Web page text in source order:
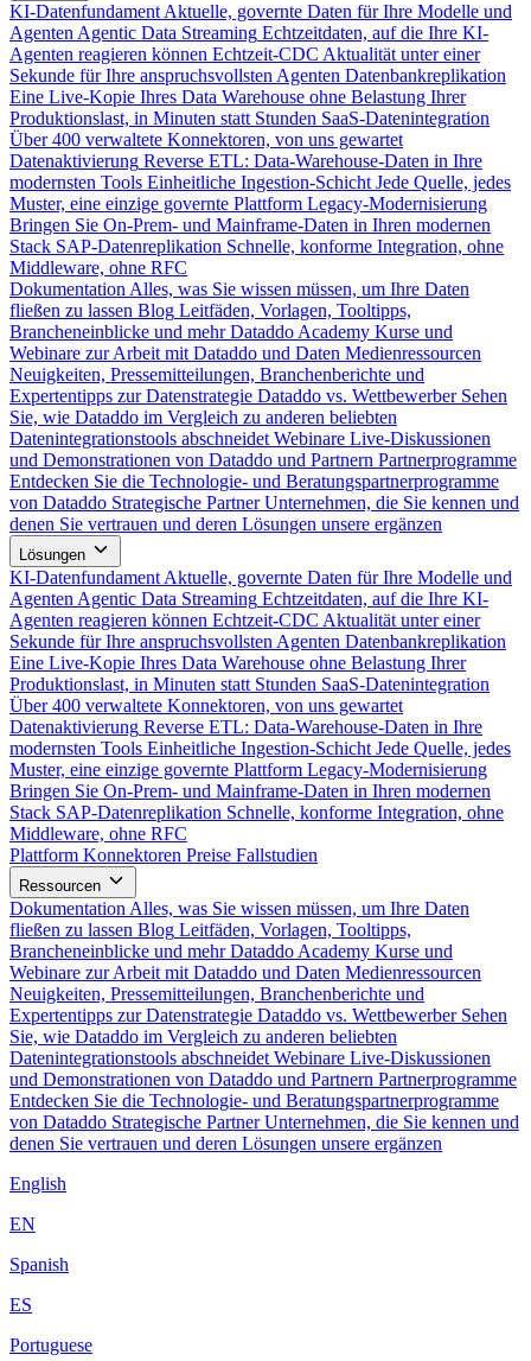
KI-Datenfundament Aktuelle, governte Daten für Ihre Modelle und
Agenten Agentic Data Streaming Echtzeitdaten, auf die Ihre KI-
Agenten reagieren können Echtzeit-CDC Aktualität unter einer
Sekunde für Ihre anspruchsvollsten Agenten Datenbankreplikation
Eine Live-Kopie Ihres Data Warehouse ohne Belastung Ihrer
Produktionslast, in Minuten statt Stunden SaaS-Datenintegration
Über 400 verwaltete Konnektoren, von uns gewartet
Datenaktivierung Reverse ETL: Data-Warehouse-Daten in Ihre
modernsten Tools Einheitliche Ingestion-Schicht Jede Quelle, jedes
Muster, eine einzige governte Plattform Legacy-Modernisierung
Bringen Sie On-Prem- und Mainframe-Daten in Ihren modernen
Stack SAP-Datenreplikation Schnelle, konforme Integration, ohne
Middleware, ohne RFC
Dokumentation Alles, was Sie wissen müssen, um Ihre Daten
fließen zu lassen Blog Leitfäden, Vorlagen, Tooltipps,
Brancheneinblicke und mehr Dataddo Academy Kurse und
Webinare zur Arbeit mit Dataddo und Daten Medienressourcen
Neuigkeiten, Pressemitteilungen, Branchenberichte und
Expertentipps zur Datenstrategie Dataddo vs. Wettbewerber Sehen
Sie, wie Dataddo im Vergleich zu anderen beliebten
Datenintegrationstools abschneidet Webinare Live-Diskussionen
und Demonstrationen von Dataddo und Partnern Partnerprogramme
Entdecken Sie die Technologie- und Beratungspartnerprogramme
von Dataddo Strategische Partner Unternehmen, die Sie kennen und
denen Sie vertrauen und deren Lösungen unsere ergänzen
Lösungen
KI-Datenfundament Aktuelle, governte Daten für Ihre Modelle und
Agenten Agentic Data Streaming Echtzeitdaten, auf die Ihre KI-
Agenten reagieren können Echtzeit-CDC Aktualität unter einer
Sekunde für Ihre anspruchsvollsten Agenten Datenbankreplikation
Eine Live-Kopie Ihres Data Warehouse ohne Belastung Ihrer
Produktionslast, in Minuten statt Stunden SaaS-Datenintegration
Über 400 verwaltete Konnektoren, von uns gewartet
Datenaktivierung Reverse ETL: Data-Warehouse-Daten in Ihre
modernsten Tools Einheitliche Ingestion-Schicht Jede Quelle, jedes
Muster, eine einzige governte Plattform Legacy-Modernisierung
Bringen Sie On-Prem- und Mainframe-Daten in Ihren modernen
Stack SAP-Datenreplikation Schnelle, konforme Integration, ohne
Middleware, ohne RFC
Plattform Konnektoren Preise Fallstudien
Ressourcen
Dokumentation Alles, was Sie wissen müssen, um Ihre Daten
fließen zu lassen Blog Leitfäden, Vorlagen, Tooltipps,
Brancheneinblicke und mehr Dataddo Academy Kurse und
Webinare zur Arbeit mit Dataddo und Daten Medienressourcen
Neuigkeiten, Pressemitteilungen, Branchenberichte und
Expertentipps zur Datenstrategie Dataddo vs. Wettbewerber Sehen
Sie, wie Dataddo im Vergleich zu anderen beliebten
Datenintegrationstools abschneidet Webinare Live-Diskussionen
und Demonstrationen von Dataddo und Partnern Partnerprogramme
Entdecken Sie die Technologie- und Beratungspartnerprogramme
von Dataddo Strategische Partner Unternehmen, die Sie kennen und
denen Sie vertrauen und deren Lösungen unsere ergänzen
English
EN
Spanish
ES
Portuguese